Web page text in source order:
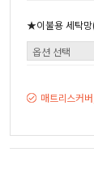
★이불용 세탁망
매트리스커